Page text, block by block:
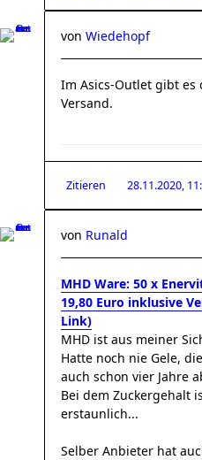
von Wiedehopf
Im Asics-Outlet gibt es
Versand.
Zitieren 28.11.2020,
von Runald
MHD Ware: 50 x
19,80 Euro inklusive
Link)
MHD ist aus meiner
Hatte noch nie Gele,
auch schon vier Jahre
Bei dem Zuckergehalt
erstaunlich...
Selber Anbieter hat